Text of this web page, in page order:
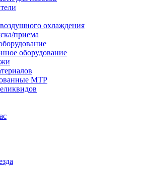
охлаждения
приема
оборудование
МТР